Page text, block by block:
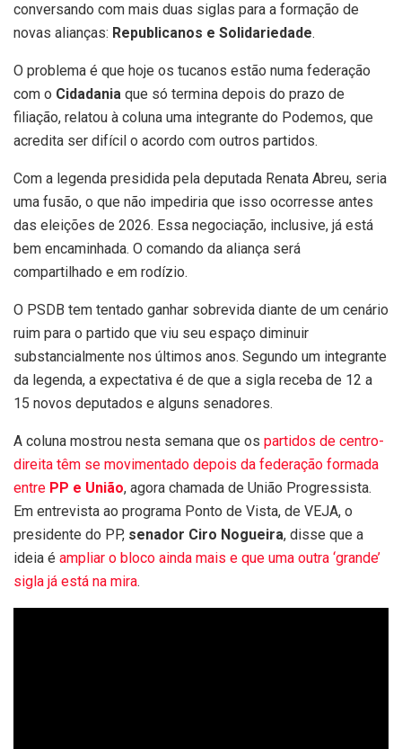
conversando com mais duas siglas para a formação de
novas alianças: Republicanos e Solidariedade.
O problema é que hoje os tucanos estão numa federação
com o Cidadania que só termina depois do prazo de
filiação, relatou à coluna uma integrante do Podemos, que
acredita ser difícil o acordo com outros partidos.
Com a legenda presidida pela deputada Renata Abreu, seria
uma fusão, o que não impediria que isso ocorresse antes
das eleições de 2026. Essa negociação, inclusive, já está
bem encaminhada. O comando da aliança será
compartilhado e em rodízio.
O PSDB tem tentado ganhar sobrevida diante de um cenário
ruim para o partido que viu seu espaço diminuir
substancialmente nos últimos anos. Segundo um integrante
da legenda, a expectativa é de que a sigla receba de 12 a
15 novos deputados e alguns senadores.
A coluna mostrou nesta semana que os partidos de centro-
direita têm se movimentado depois da federação formada
entre PP e União, agora chamada de União Progressista.
Em entrevista ao programa Ponto de Vista, de VEJA, o
presidente do PP, senador Ciro Nogueira, disse que a
ideia é ampliar o bloco ainda mais e que uma outra ‘grande’
sigla já está na mira.